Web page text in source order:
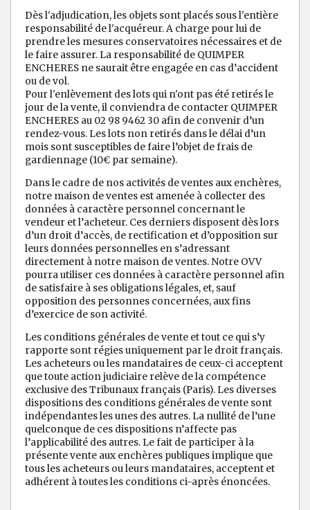
Dès l'adjudication, les objets sont placés sous l'entière
responsabilité de l'acquéreur. A charge pour lui de
prendre les mesures conservatoires nécessaires et de
le faire assurer. La responsabilité de QUIMPER
ENCHERES ne saurait être engagée en cas d’accident
ou de vol.
Pour l'enlèvement des lots qui n'ont pas été retirés le
jour de la vente, il conviendra de contacter QUIMPER
ENCHERES au 02 98 9462 30 afin de convenir d’un
rendez-vous. Les lots non retirés dans le délai d’un
mois sont susceptibles de faire l’objet de frais de
gardiennage (10€ par semaine).
Dans le cadre de nos activités de ventes aux enchères,
notre maison de ventes est amenée à collecter des
données à caractère personnel concernant le
vendeur et l’acheteur. Ces derniers disposent dès lors
d’un droit d’accès, de rectification et d’opposition sur
leurs données personnelles en s’adressant
directement à notre maison de ventes. Notre OVV
pourra utiliser ces données à caractère personnel afin
de satisfaire à ses obligations légales, et, sauf
opposition des personnes concernées, aux fins
d’exercice de son activité.
Les conditions générales de vente et tout ce qui s’y
rapporte sont régies uniquement par le droit français.
Les acheteurs ou les mandataires de ceux-ci acceptent
que toute action judiciaire relève de la compétence
exclusive des Tribunaux français (Paris). Les diverses
dispositions des conditions générales de vente sont
indépendantes les unes des autres. La nullité de l’une
quelconque de ces dispositions n’affecte pas
l’applicabilité des autres. Le fait de participer à la
présente vente aux enchères publiques implique que
tous les acheteurs ou leurs mandataires, acceptent et
adhérent à toutes les conditions ci-après énoncées.